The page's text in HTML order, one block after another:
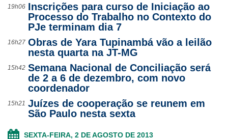
19h06 Inscrições para curso de Iniciação ao
Processo do Trabalho no Contexto do
PJe terminam dia 7
16h27 Obras de Yara Tupinambá vão a leilão
nesta quarta na JT-MG
15h42 Semana Nacional de Conciliação será
de 2 a 6 de dezembro, com novo
coordenador
15h21 Juízes de cooperação se reunem em
São Paulo nesta sexta
SEXTA-FEIRA, 2 DE AGOSTO DE 2013